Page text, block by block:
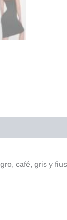
café, gris y